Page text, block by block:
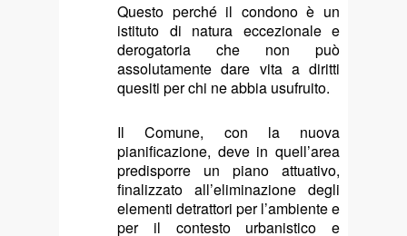
Questo perché il condono è un
istituto di natura eccezionale e
derogatoria che non può
assolutamente dare vita a diritti
quesiti per chi ne abbia usufruito.
Il Comune, con la nuova
pianificazione, deve in quell’area
predisporre un piano attuativo,
finalizzato all’eliminazione degli
elementi detrattori per l’ambiente e
per il contesto urbanistico e